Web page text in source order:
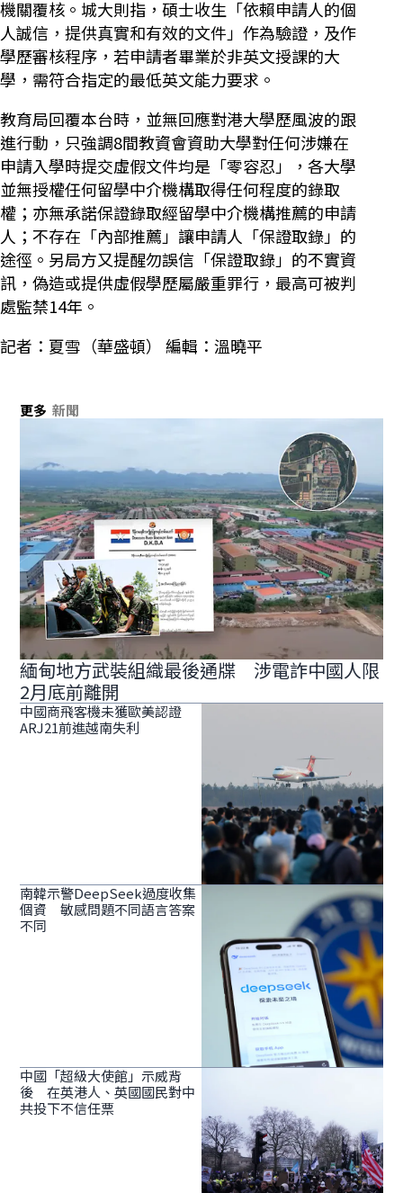
機關覆核。城大則指，碩士收生「依賴申請人的個
人誠信，提供真實和有效的文件」作為驗證，及作
學歷審核程序，若申請者畢業於非英文授課的大
學，需符合指定的最低英文能力要求。
教育局回覆本台時，並無回應對港大學歷風波的跟
進行動，只強調8間教資會資助大學對任何涉嫌在
申請入學時提交虛假文件均是「零容忍」，各大學
並無授權任何留學中介機構取得任何程度的錄取
權；亦無承諾保證錄取經留學中介機構推薦的申請
人；不存在「內部推薦」讓申請人「保證取錄」的
途徑。另局方又提醒勿誤信「保證取錄」的不實資
訊，偽造或提供虛假學歷屬嚴重罪行，最高可被判
處監禁14年。
記者：夏雪（華盛頓） 編輯：溫曉平
更多 新聞
緬甸地方武裝組織最後通牒 涉電詐中國人限
2月底前離開
中國商飛客機未獲歐美認證
ARJ21前進越南失利
南韓示警DeepSeek過度收集
個資 敏感問題不同語言答案
不同
中國「超級大使館」示威背
後 在英港人、英國國民對中
共投下不信任票